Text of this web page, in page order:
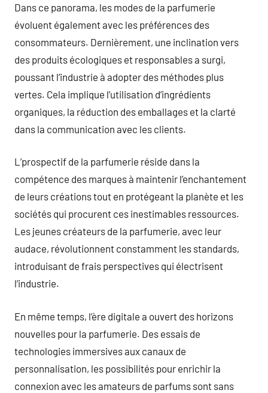
Dans ce panorama, les modes de la parfumerie
évoluent également avec les préférences des
consommateurs. Dernièrement, une inclination vers
des produits écologiques et responsables a surgi,
poussant l’industrie à adopter des méthodes plus
vertes. Cela implique l’utilisation d’ingrédients
organiques, la réduction des emballages et la clarté
dans la communication avec les clients.
L’prospectif de la parfumerie réside dans la
compétence des marques à maintenir l’enchantement
de leurs créations tout en protégeant la planète et les
sociétés qui procurent ces inestimables ressources.
Les jeunes créateurs de la parfumerie, avec leur
audace, révolutionnent constamment les standards,
introduisant de frais perspectives qui électrisent
l’industrie.
En même temps, l’ère digitale a ouvert des horizons
nouvelles pour la parfumerie. Des essais de
technologies immersives aux canaux de
personnalisation, les possibilités pour enrichir la
connexion avec les amateurs de parfums sont sans